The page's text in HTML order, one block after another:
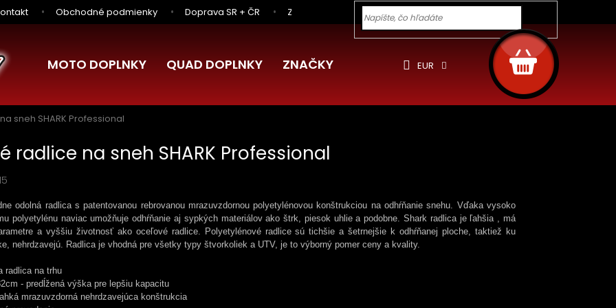
Obchodné podmienky Doprava SR + ČR Zľavy pre Vás Ochrana osobných údajov
EUR
NÁKUPNÝ
KOŠÍK
MOTO DOPLNKY QUAD DOPLNKY ZNAČKY
sneh SHARK Professional
radlice na sneh SHARK Professional
odolná radlica s patentovanou rebrovanou mrazuvzdornou polyetylénovou konštrukciou na odhŕňanie snehu. Vďaka vysoko
polyetylénu naviac umožňuje odhŕňanie aj sypkých materiálov ako štrk, piesok uhlie a podobne. Shark radlica je ľahšia , má
a vyššiu životnosť ako oceľové radlice. Polyetylénové radlice sú tichšie a šetrnejšie k odhŕňanej ploche, taktiež ku
nehrdzavejú. Radlica je vhodná pre všetky typy štvorkoliek a UTV, je to výborný pomer ceny a kvality.
radlica na trhu
- predĺžená výška pre lepšiu kapacitu
mrazuvzdorná nehrdzavejúca konštrukcia